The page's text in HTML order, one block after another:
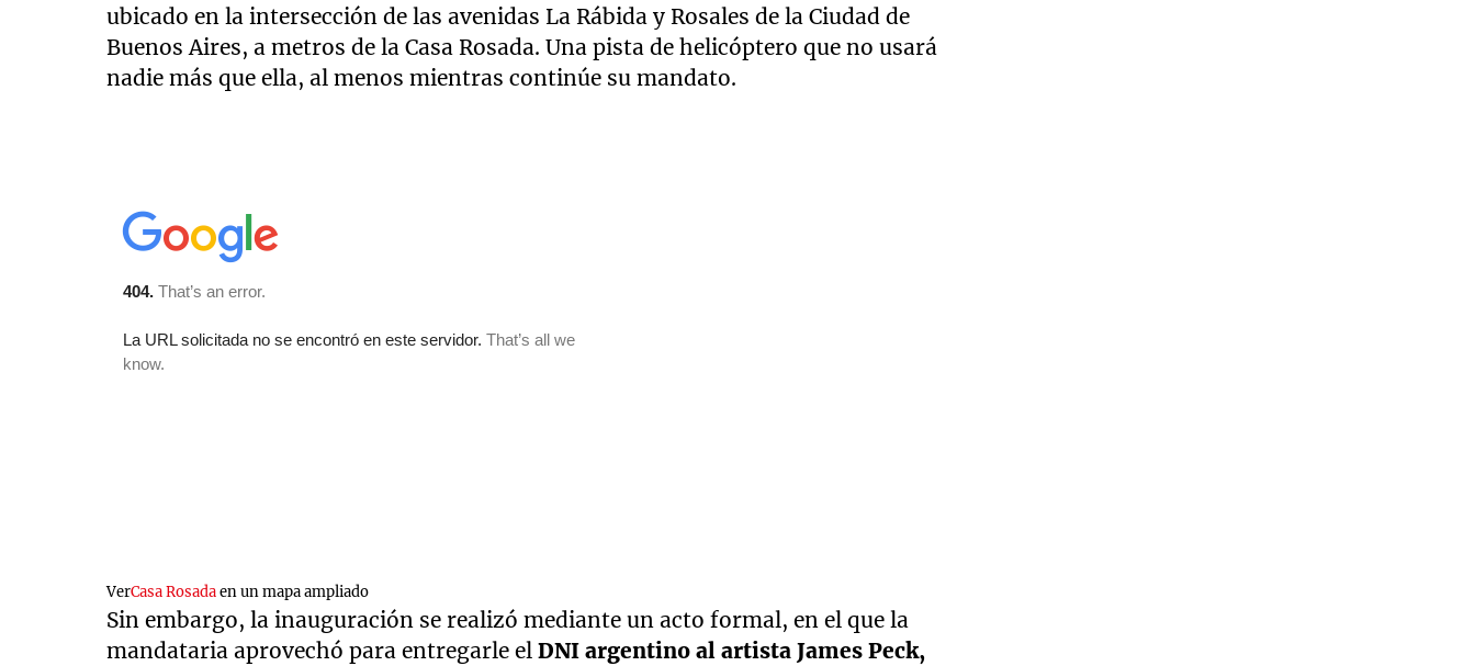
ubicado en la intersección de las avenidas La Rábida y Rosales de la Ciudad de
Buenos Aires, a metros de la Casa Rosada. Una pista de helicóptero que no usará
nadie más que ella, al menos mientras continúe su mandato.
VerCasa Rosadaen un mapa ampliado
Sin embargo, la inauguración se realizó mediante un acto formal, en el que la
mandataria aprovechó para entregarle elDNI argentino alartista James Peck,